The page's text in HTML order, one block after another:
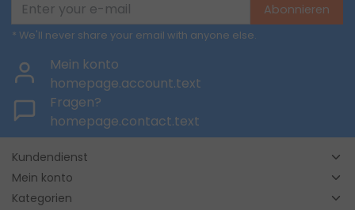
Abonnieren
* We'll never share your email with anyone else.
Mein konto
homepage.account.text
Fragen?
homepage.contact.text
Kundendienst
Mein konto
Kategorien